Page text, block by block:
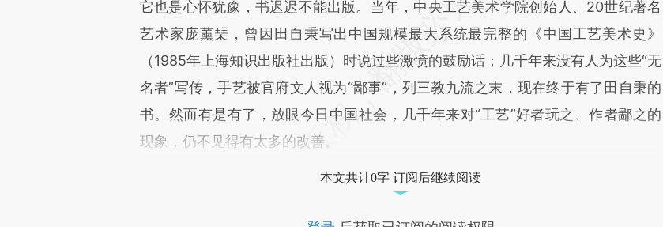
它也是心怀犹豫，书迟迟不能出版。当年，中央工艺美术学院创始人、20世纪著名
艺术家庞薰琹，曾因田自秉写出中国规模最大系统最完整的《中国工艺美术史》
（1985年上海知识出版社出版）时说过些激愤的鼓励话：几千年来没有人为这些“无
名者”写传，手艺被官府文人视为“鄙事”，列三教九流之末，现在终于有了田自秉的
书。然而有是有了，放眼今日中国社会，几千年来对“工艺”好者玩之、作者鄙之的
现象，仍不见得有太多的改善。
本文共计0字 订阅后继续阅读